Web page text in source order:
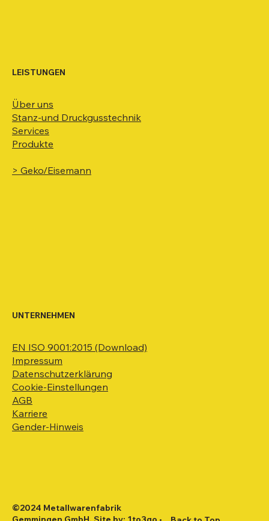
Über uns
Stanz-und Druckgusstechnik
Services
Produkte
> Geko/Eisemann
LEISTUNGEN
EN ISO 9001:2015 (Download)
Impressum
Datenschutzerklärung
Cookie-Einstellungen
AGB
Karriere
Gender-Hinweis
UNTERNEHMEN
©2024 Metallwarenfabrik